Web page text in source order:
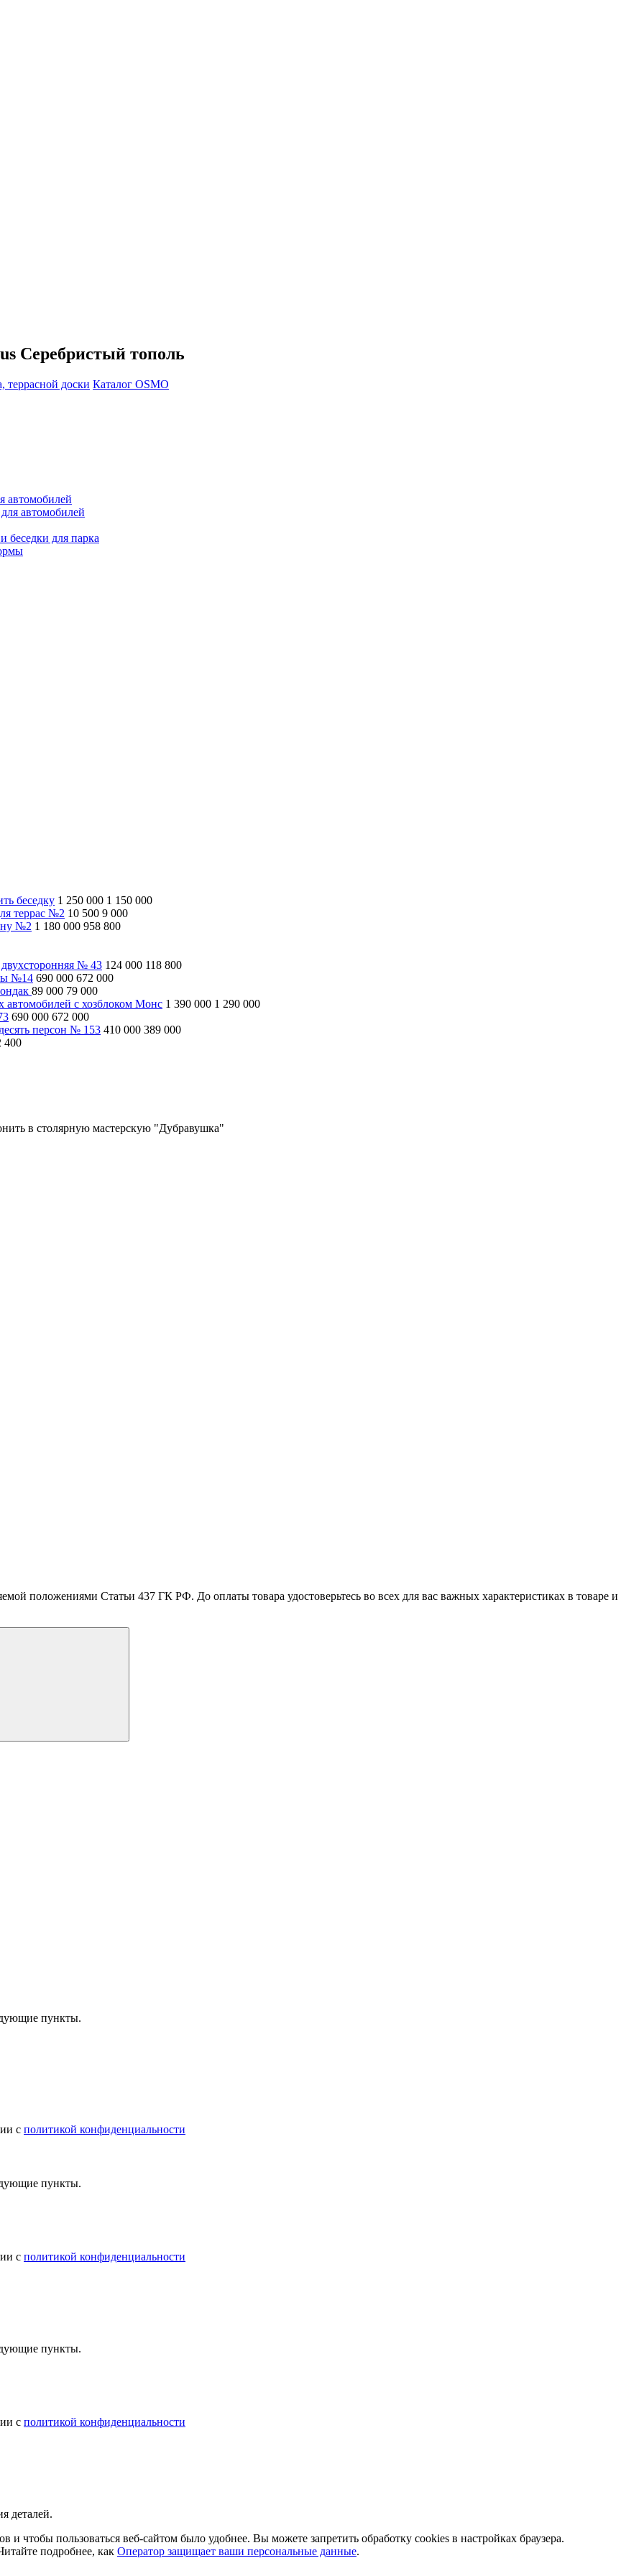
Серебристый тополь
террасной доски Каталог OSMO
автомобилей
автомобилей
беседки для парка
беседку 1 250 000 1 150 000
террас №2 10 500 9 000
№2 1 180 000 958 800
№ 43 124 000 118 800
№14 690 000 672 000
89 000 79 000
автомобилей с хозблоком Монс 1 390 000 1 290 000
690 000 672 000
персон № 153 410 000 389 000
400
в столярную мастерскую "Дубравушка"
положениями Статьи 437 ГК РФ. До оплаты товара удостоверьтесь во всех для вас важных характеристиках в товаре и
пункты.
с политикой конфиденциальности
пункты.
с политикой конфиденциальности
пункты.
с политикой конфиденциальности
деталей.
и чтобы пользоваться веб-сайтом было удобнее. Вы можете запретить обработку сookies в настройках браузера.
подробнее, как Оператор защищает ваши персональные данные.